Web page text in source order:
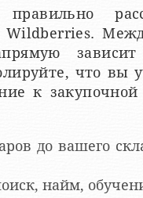
Wildberries.
зависит
что вы
к закупочной
до вашего
найм,